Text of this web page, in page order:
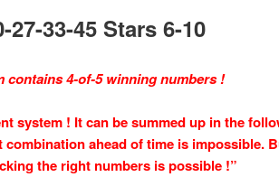
27-33-45 Stars 6-10
contains 4-of-5 winning numbers !
system ! It can be summed up in the
ahead of time is impossible.
the right numbers is possible !”